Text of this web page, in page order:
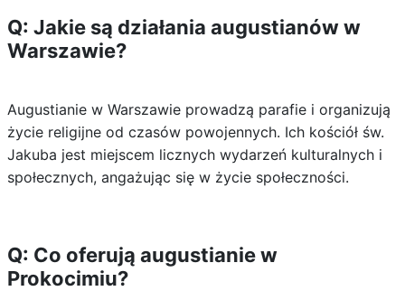
Q: Jakie są działania augustianów w
Warszawie?
Augustianie w Warszawie prowadzą parafie i organizują
życie religijne od czasów powojennych. Ich kościół św.
Jakuba jest miejscem licznych wydarzeń kulturalnych i
społecznych, angażując się w życie społeczności.
Q: Co oferują augustianie w
Prokocimiu?